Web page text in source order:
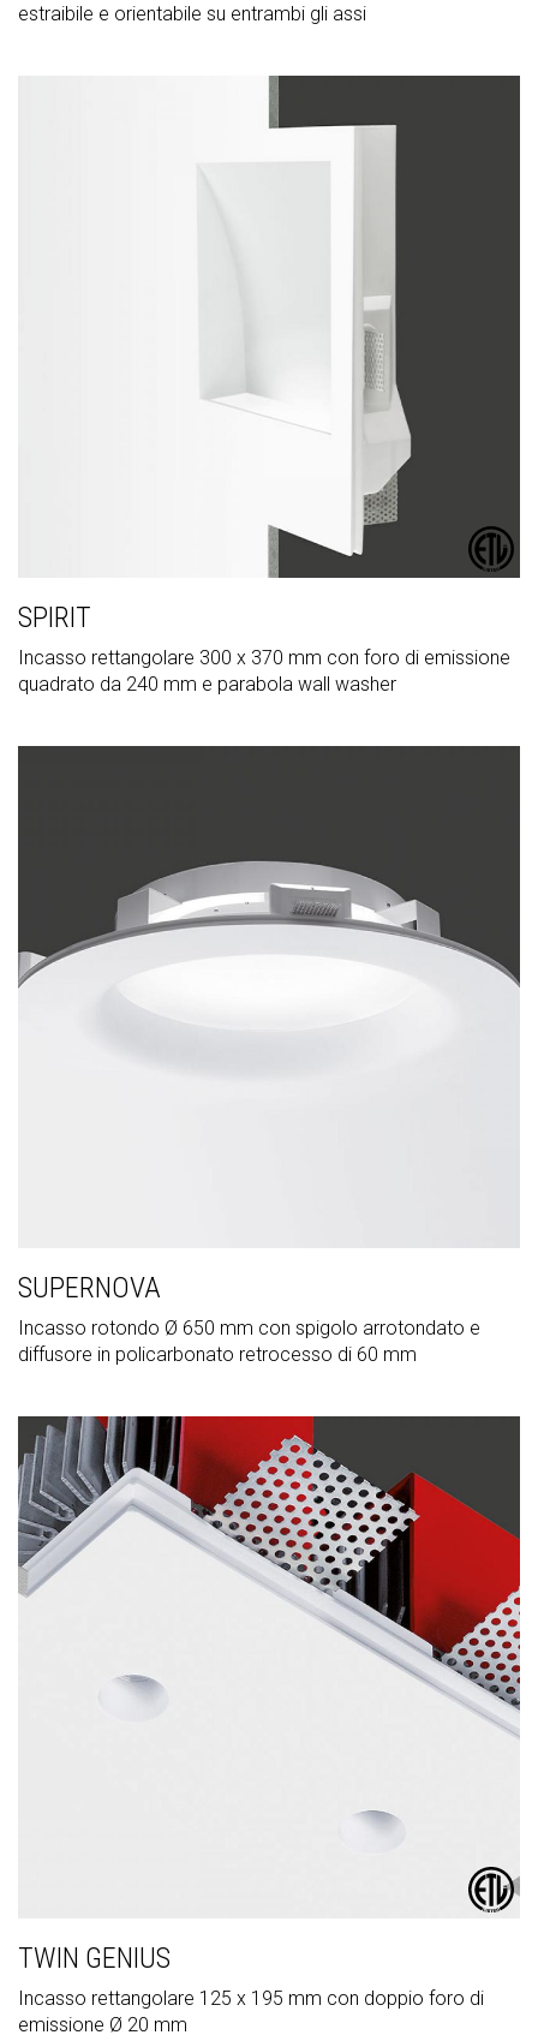
estraibile e orientabile su entrambi gli assi
SPIRIT
Incasso rettangolare 300 x 370 mm con foro di emissione
quadrato da 240 mm e parabola wall washer
SUPERNOVA
Incasso rotondo Ø 650 mm con spigolo arrotondato e
diffusore in policarbonato retrocesso di 60 mm
TWIN GENIUS
Incasso rettangolare 125 x 195 mm con doppio foro di
emissione Ø 20 mm